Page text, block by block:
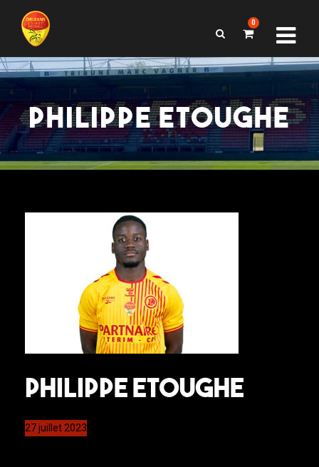
0
PHILIPPE ETOUGHE
Philippe ETOUGHE
27 juillet 2023